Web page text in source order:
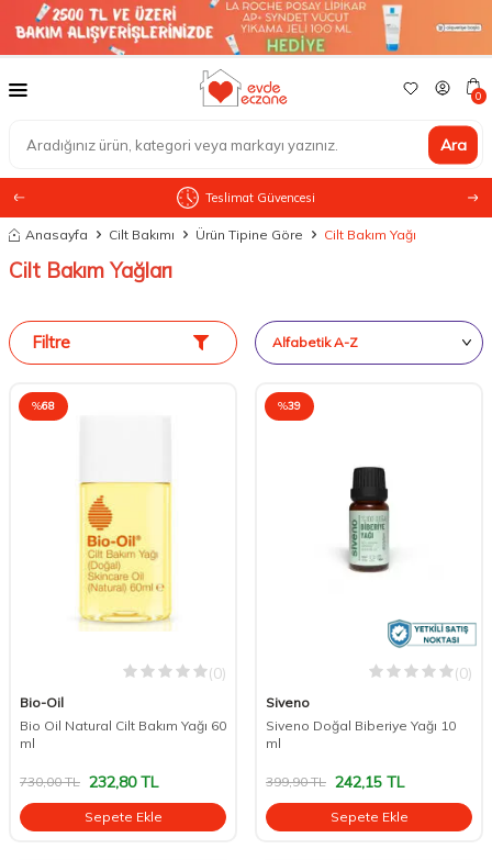
Ara
0
Teslimat Güvencesi
Anasayfa Cilt Bakımı Ürün Tipine Göre Cilt Bakım Yağı
Cilt Bakım Yağları
Filtre
%68
(0)
Bio-Oil
Bio Oil Natural Cilt Bakım Yağı 60
ml
730,00TL 232,80TL
Sepete Ekle
%39
(0)
Siveno
Siveno Doğal Biberiye Yağı 10
ml
399,90TL 242,15 TL
Sepete Ekle